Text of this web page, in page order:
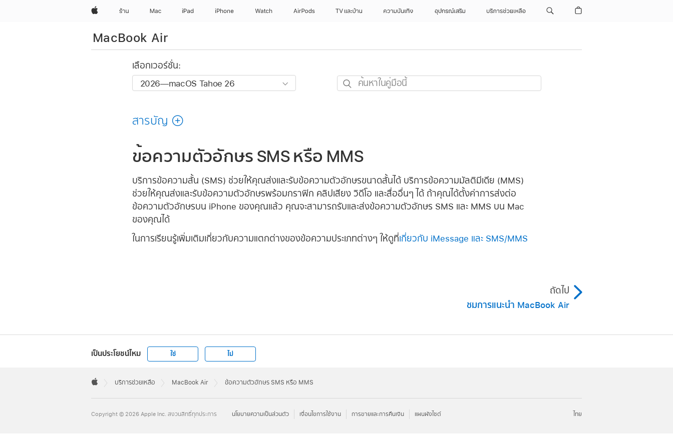
Appleร้าน Mac iPad iPhone Watch AirPods TV และบ้าน ความบันเทิง อุปกรณ์เสริม บริการช่วยเหลือ
MacBook Air
เลือกเวอร์ชั่น:
ค้นหา
สารบัญ
ข้อความตัวอักษร SMS หรือ MMS
บริการข้อความสั้น (SMS) ช่วยให้คุณส่งและรับข้อความตัวอักษรขนาดสั้นได้ บริการข้อความมัลติมีเดีย (MMS)
ช่วยให้คุณส่งและรับข้อความตัวอักษรพร้อมกราฟิก คลิปเสียง วิดีโอ และสื่ออื่นๆ ได้ ถ้าคุณได้ตั้งค่าการส่งต่อ
ข้อความตัวอักษรบน iPhone ของคุณแล้ว คุณจะสามารถรับและส่งข้อความตัวอักษร SMS และ MMS บน Mac
ของคุณได้
ในการเรียนรู้เพิ่มเติมเกี่ยวกับความแตกต่างของข้อความประเภทต่างๆ ให้ดูที่เกี่ยวกับ iMessage และ SMS/MMS
ถัดไป
ชมการแนะนำ MacBook Air
เป็นประโยชน์ไหม ใช่ ไม่
Footer

บริการช่วยเหลือ MacBook Air ข้อความตัวอักษร SMS หรือ MMS
ไทย
Copyright © 2026 Apple Inc. สงวนสิทธิ์ทุกประการ นโยบายความเป็นส่วนตัว เงื่อนไขการใช้งาน การขายและการคืนเงิน แผนผังไซต์